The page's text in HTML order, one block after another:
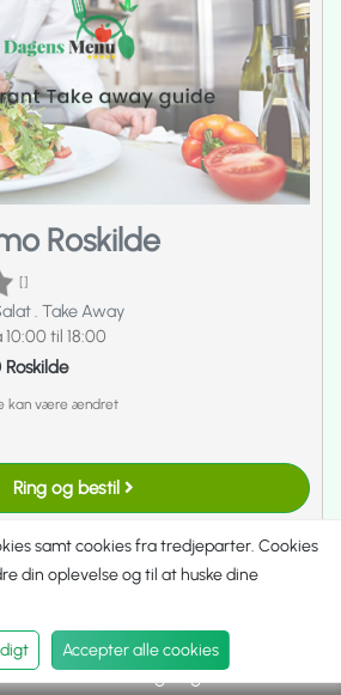
Roskilde
[]
. Take Away
til 18:00
kan være ændret
Ring og bestil
Hent selvUdbringning
samt cookies fra tredjeparter. Cookies
din oplevelse og til at huske dine
Accepter alle cookies